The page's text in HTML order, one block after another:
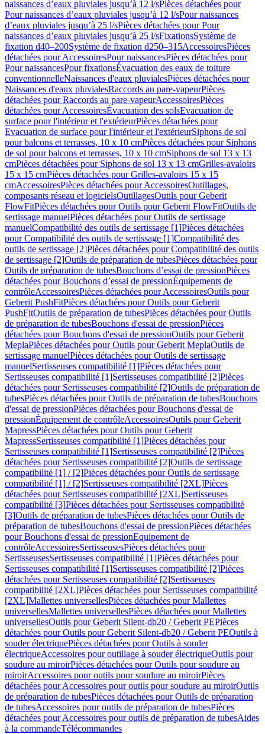
naissances d’eaux pluviales jusqu’à 12 l/sPièces détachées pour
Pour naissances d’eaux pluviales jusqu’à 12 l/sPour naissances
d’eaux pluviales jusqu’à 25 l/sPièces détachées pour Pour
naissances d’eaux pluviales jusqu’à 25 l/sFixationsSystème de
fixation d40–200Système de fixation d250–315AccessoiresPièces
détachées pour AccessoiresPour naissancesPièces détachées pour
Pour naissancesPour fixationsÉvacuation des eaux de toiture
conventionnelleNaissances d'eaux pluvialesPièces détachées pour
Naissances d'eaux pluvialesRaccords au pare-vapeurPièces
détachées pour Raccords au pare-vapeurAccessoiresPièces
détachées pour AccessoiresÉvacuation des solsEvacuation de
surface pour l'intérieur et l'extérieurPièces détachées pour
Evacuation de surface pour l'intérieur et l'extérieurSiphons de sol
pour balcons et terrasses, 10 x 10 cmPièces détachées pour Siphons
de sol pour balcons et terrasses, 10 x 10 cmSiphons de sol 13 x 13
cmPièces détachées pour Siphons de sol 13 x 13 cmGrilles-avaloirs
15 x 15 cmPièces détachées pour Grilles-avaloirs 15 x 15
cmAccessoiresPièces détachées pour AccessoiresOutillages,
composants réseau et logicielsOutillagesOutils pour Geberit
FlowFitPièces détachées pour Outils pour Geberit FlowFitOutils de
sertissage manuelPièces détachées pour Outils de sertissage
manuelCompatibilité des outils de sertissage [1]Pièces détachées
pour Compatibilité des outils de sertissage [1]Compatibilité des
outils de sertissage [2]Pièces détachées pour Compatibilité des outils
de sertissage [2]Outils de préparation de tubesPièces détachées pour
Outils de préparation de tubesBouchons d’essai de pressionPièces
détachées pour Bouchons d’essai de pressionÉquipements de
contrôleAccessoiresPièces détachées pour AccessoiresOutils pour
Geberit PushFitPièces détachées pour Outils pour Geberit
PushFitOutils de préparation de tubesPièces détachées pour Outils
de préparation de tubesBouchons d'essai de pressionPièces
détachées pour Bouchons d'essai de pressionOutils pour Geberit
MeplaPièces détachées pour Outils pour Geberit MeplaOutils de
sertissage manuelPièces détachées pour Outils de sertissage
manuelSertisseuses compatibilité [1]Pièces détachées pour
Sertisseuses compatibilité [1]Sertisseuses compatibilité [2]Pièces
détachées pour Sertisseuses compatibilité [2]Outils de préparation de
tubesPièces détachées pour Outils de préparation de tubesBouchons
d'essai de pressionPièces détachées pour Bouchons d'essai de
pressionÉquipement de contrôleAccessoiresOutils pour Geberit
MapressPièces détachées pour Outils pour Geberit
MapressSertisseuses compatibilité [1]Pièces détachées pour
Sertisseuses compatibilité [1]Sertisseuses compatibilité [2]Pièces
détachées pour Sertisseuses compatibilité [2]Outils de sertissage
compatibilité [1] / [2]Pièces détachées pour Outils de sertissage
compatibilité [1] / [2]Sertisseuses compatibilité [2XL]Pièces
détachées pour Sertisseuses compatibilité [2XL]Sertisseuses
compatibilité [3]Pièces détachées pour Sertisseuses compatibilité
[3]Outils de préparation de tubesPièces détachées pour Outils de
préparation de tubesBouchons d'essai de pressionPièces détachées
pour Bouchons d'essai de pressionEquipement de
contrôleAccessoiresSertisseusesPièces détachées pour
SertisseusesSertisseuses compatibilité [1]Pièces détachées pour
Sertisseuses compatibilité [1]Sertisseuses compatibilité [2]Pièces
détachées pour Sertisseuses compatibilité [2]Sertisseuses
compatibilité [2XL]Pièces détachées pour Sertisseuses compatibilité
[2XL]Mallettes universellesPièces détachées pour Mallettes
universellesMallettes universellesPièces détachées pour Mallettes
universellesOutils pour Geberit Silent-db20 / Geberit PEPièces
détachées pour Outils pour Geberit Silent-db20 / Geberit PEOutils à
souder électriquePièces détachées pour Outils à souder
électriqueAccessoires pour outillage à souder électriqueOutils pour
soudure au miroirPièces détachées pour Outils pour soudure au
miroirAccessoires pour outils pour soudure au miroirPièces
détachées pour Accessoires pour outils pour soudure au miroirOutils
de préparation de tubesPièces détachées pour Outils de préparation
de tubesAccessoires pour outils de préparation de tubesPièces
détachées pour Accessoires pour outils de préparation de tubesAides
à la commandeTélécommandes